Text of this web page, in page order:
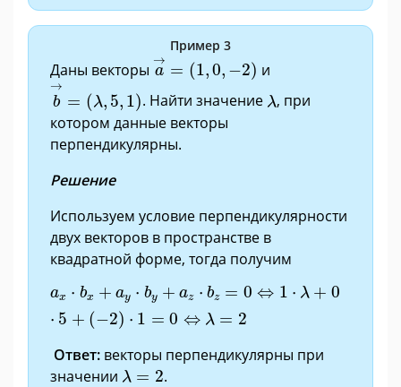
Пример 3
Даны векторы
→
a = (1,0, −2)
a→=(1,0−
и
→
b = (λ, 5, 1)
b→= (λ,5,1)
. Найти значение λ
λ, при
котором данные векторы
перпендикулярны.
Решение
Используем условие перпендикулярности
двух векторов в пространстве в
квадратной форме, тогда получим
ax ⋅ bx + ay ⋅ by + az ⋅ bz = 0 ⇔ 1 ⋅ λ + 0
⋅ 5 + (−2) ⋅ 1 = 0 ⇔ λ = 2
a bx a y· y+ z b 0 ·λ +0 ·5 (− 2 ·1
Ответ: векторы перпендикулярны при
значении λ = 2
λ=2 .